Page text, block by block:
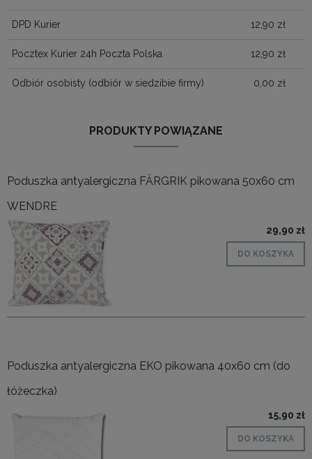
DPD Kurier 12,90 zł
Pocztex Kurier 24h Poczta Polska 12,90 zł
Odbiór osobisty (odbiór w siedzibie firmy) 0,00 zł
PRODUKTY POWIĄZANE
Poduszka antyalergiczna FÄRGRIK pikowana 50x60 cm
WENDRE
29,90 zł
DO KOSZYKA
Poduszka antyalergiczna EKO pikowana 40x60 cm (do
łóżeczka)
15,90 zł
DO KOSZYKA